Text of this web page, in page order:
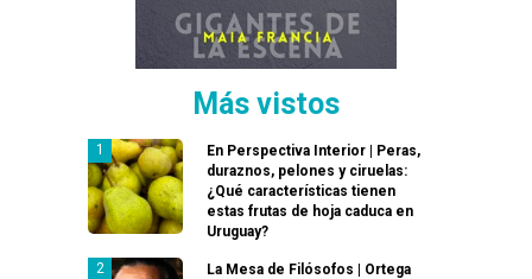
Más vistos
En Perspectiva Interior | Peras,
duraznos, pelones y ciruelas:
¿Qué características tienen
estas frutas de hoja caduca en
Uruguay?
La Mesa de Filósofos | Ortega